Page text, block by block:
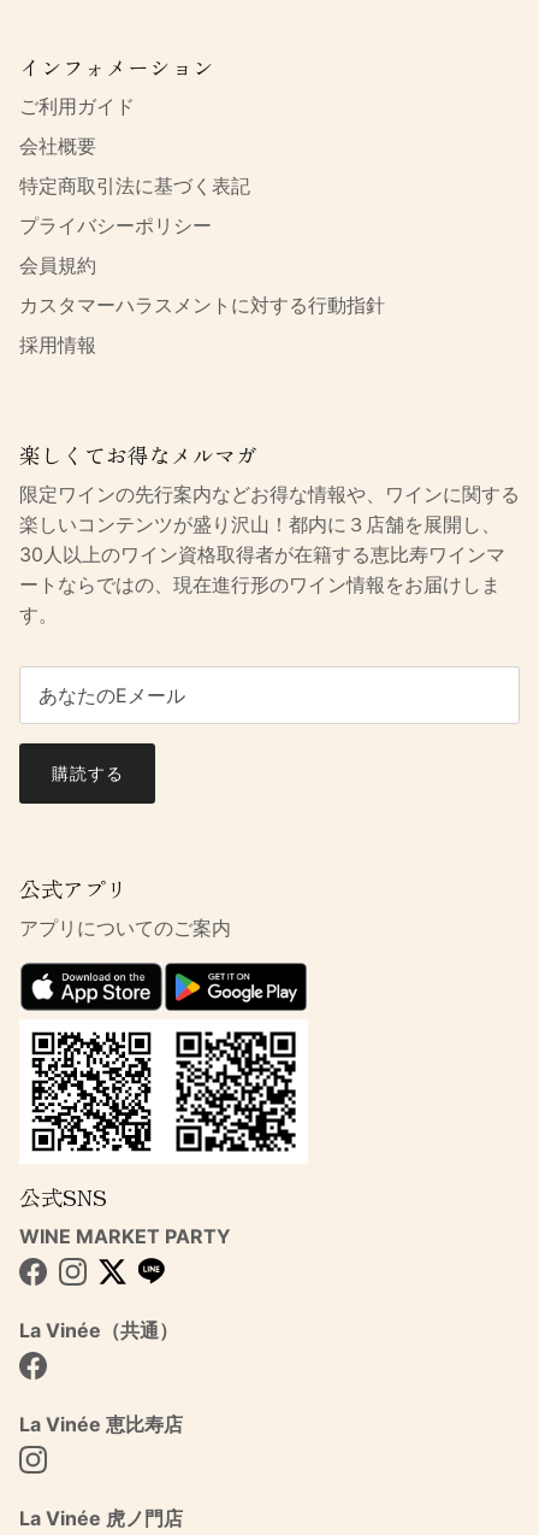
インフォメーション
ご利用ガイド
会社概要
特定商取引法に基づく表記
プライバシーポリシー
会員規約
カスタマーハラスメントに対する行動指針
採用情報
楽しくてお得なメルマガ
限定ワインの先行案内などお得な情報や、ワインに関する
楽しいコンテンツが盛り沢山！都内に３店舗を展開し、
30人以上のワイン資格取得者が在籍する恵比寿ワインマ
ートならではの、現在進行形のワイン情報をお届けしま
す。
購読する
公式アプリ
アプリについてのご案内
公式SNS
WINE MARKET PARTY
Facebook
Instagram
Twitter
La Vinée（共通）
Facebook
La Vinée 恵比寿店
Instagram
La Vinée 虎ノ門店